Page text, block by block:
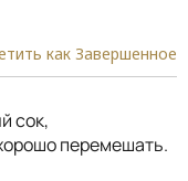
как Завершенное
сок,
перемешать.